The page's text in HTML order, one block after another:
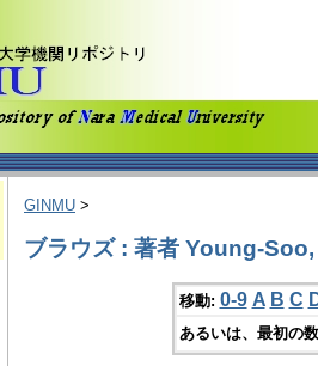
GINMU >
ブラウズ : 著者 Young-
移動: 0-9 A B C
あるいは、最初の